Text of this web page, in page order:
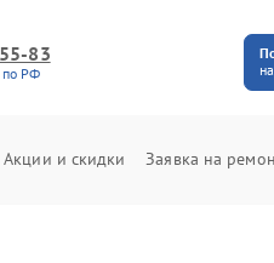
83
по РФ
Акции и скидки Заявка на